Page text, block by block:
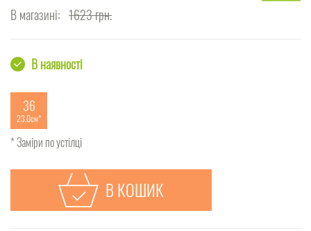
В магазині: 1623грн.
В наявності
36
23.0см
* Заміри по устілці
В КОШИК